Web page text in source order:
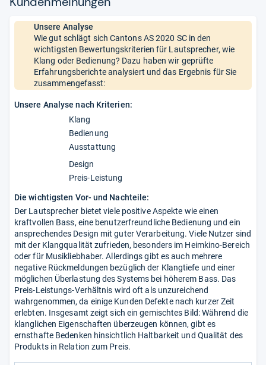
Unsere Analyse
Wie gut schlägt sich Cantons AS 2020 SC in den
wichtigsten Bewertungskriterien für Lautsprecher, wie
Klang oder Bedienung? Dazu haben wir geprüfte
Erfahrungsberichte analysiert und das Ergebnis für Sie
zusammengefasst:
Unsere Analyse nach Kriterien:
Klang
Bedienung
Ausstattung
Design
Preis-Leistung
Die wichtigsten Vor- und Nachteile:
Der Lautsprecher bietet viele positive Aspekte wie einen
kraftvollen Bass, eine benutzerfreundliche Bedienung und ein
ansprechendes Design mit guter Verarbeitung. Viele Nutzer sind
mit der Klangqualität zufrieden, besonders im Heimkino-Bereich
oder für Musikliebhaber. Allerdings gibt es auch mehrere
negative Rückmeldungen bezüglich der Klangtiefe und einer
möglichen Überlastung des Systems bei höherem Bass. Das
Preis-Leistungs-Verhältnis wird oft als unzureichend
wahrgenommen, da einige Kunden Defekte nach kurzer Zeit
erlebten. Insgesamt zeigt sich ein gemischtes Bild: Während die
klanglichen Eigenschaften überzeugen können, gibt es
ernsthafte Bedenken hinsichtlich Haltbarkeit und Qualität des
Produkts in Relation zum Preis.